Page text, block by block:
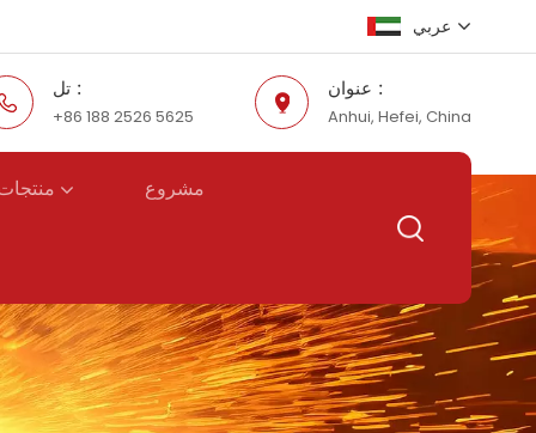
عربي
English
Español
تل :
+86 188 2526 5625
عنوان :
Anhui, Hefei, China
مشروع